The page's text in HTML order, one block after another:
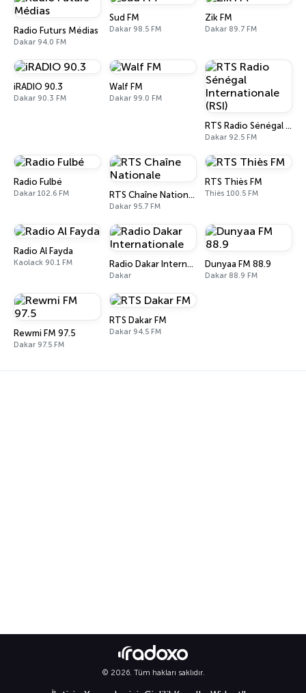
Radio Futurs Médias
Dakar 94.0 FM
Sud FM
Dakar 98.5 FM
Zik FM
Dakar 89.7 FM
iRADIO 90.3
Dakar 90.3 FM
Walf FM
Dakar 99.0 FM
RTS Radio Sénégal Internationale (RSI)
Dakar 92.5 FM
Radio Fulbé
Dakar 102.6 FM RTS Chaîne Nationale
Dakar 95.7 FM
RTS Thiès FM
Thiès 100.5 FM
Radio Al Fayda
Kaolack 90.1 FM Radio Dakar Internationale
Dakar
Dunyaa FM 88.9
Dakar 88.9 FM
Rewmi FM 97.5
Dakar 97.5 FM
RTS Dakar FM
Dakar 94.5 FM
© 2026. Tüm hakları saklıdır.